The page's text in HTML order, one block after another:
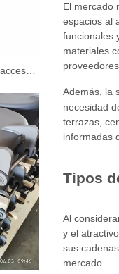
El mercado
espacios al
funcionales
materiales
Además, la
necesidad
terrazas,
informadas
Tipos
Al
y el
sus
mercado.